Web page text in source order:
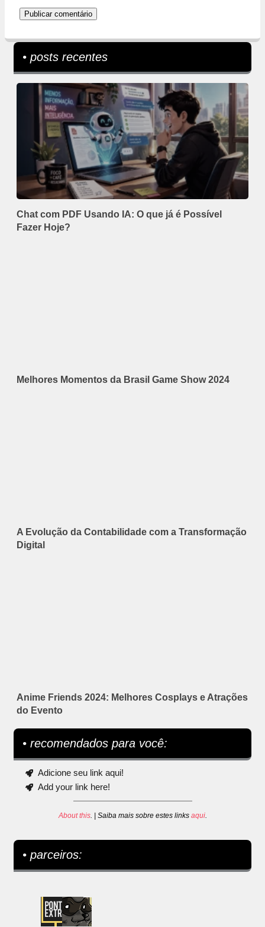
• posts recentes
Chat com PDF Usando IA: O que já é Possível
Fazer Hoje?
Melhores Momentos da Brasil Game Show 2024
A Evolução da Contabilidade com a Transformação
Digital
Anime Friends 2024: Melhores Cosplays e Atrações
do Evento
• recomendados para você:
Adicione seu link aqui!
Add your link here!
About this. | Saiba mais sobre estes links aqui.
• parceiros: